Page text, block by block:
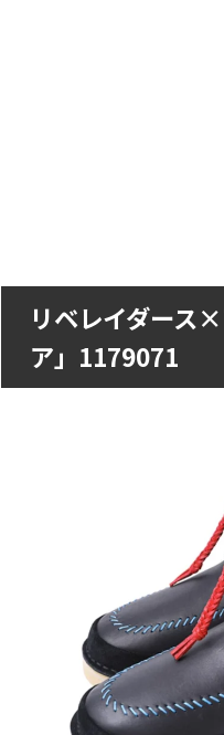
リベレイダース
ア」1179071